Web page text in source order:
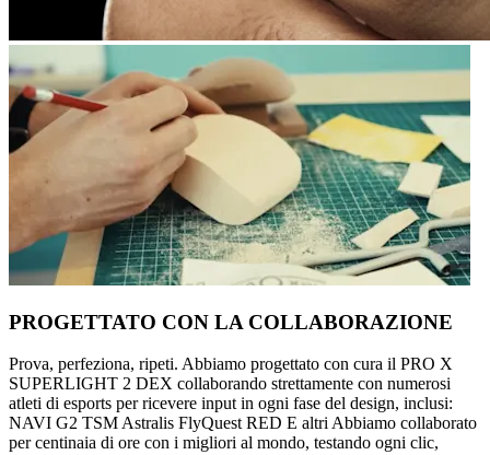
PROGETTATO CON LA COLLABORAZIONE
Prova, perfeziona, ripeti. Abbiamo progettato con cura il PRO X
SUPERLIGHT 2 DEX collaborando strettamente con numerosi
atleti di esports per ricevere input in ogni fase del design, inclusi:
NAVI G2 TSM Astralis FlyQuest RED E altri Abbiamo collaborato
per centinaia di ore con i migliori al mondo, testando ogni clic,